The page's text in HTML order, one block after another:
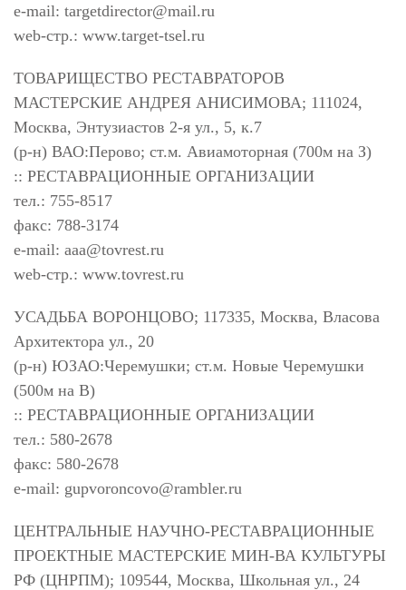
e-mail: targetdirector@mail.ru
web-стр.: www.target-tsel.ru
ТОВАРИЩЕСТВО РЕСТАВРАТОРОВ
МАСТЕРСКИЕ АНДРЕЯ АНИСИМОВА; 111024,
Москва, Энтузиастов 2-я ул., 5, к.7
(р-н) ВАО:Перово; ст.м. Авиамоторная (700м на З)
:: РЕСТАВРАЦИОННЫЕ ОРГАНИЗАЦИИ
тел.: 755-8517
факс: 788-3174
e-mail: aaa@tovrest.ru
web-стр.: www.tovrest.ru
УСАДЬБА ВОРОНЦОВО; 117335, Москва, Власова
Архитектора ул., 20
(р-н) ЮЗАО:Черемушки; ст.м. Новые Черемушки
(500м на В)
:: РЕСТАВРАЦИОННЫЕ ОРГАНИЗАЦИИ
тел.: 580-2678
факс: 580-2678
e-mail: gupvoroncovo@rambler.ru
ЦЕНТРАЛЬНЫЕ НАУЧНО-РЕСТАВРАЦИОННЫЕ
ПРОЕКТНЫЕ МАСТЕРСКИЕ МИН-ВА КУЛЬТУРЫ
РФ (ЦНРПМ); 109544, Москва, Школьная ул., 24